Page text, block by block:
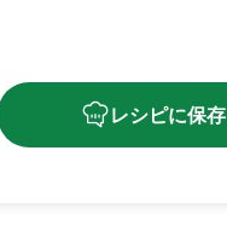
レシピに保存